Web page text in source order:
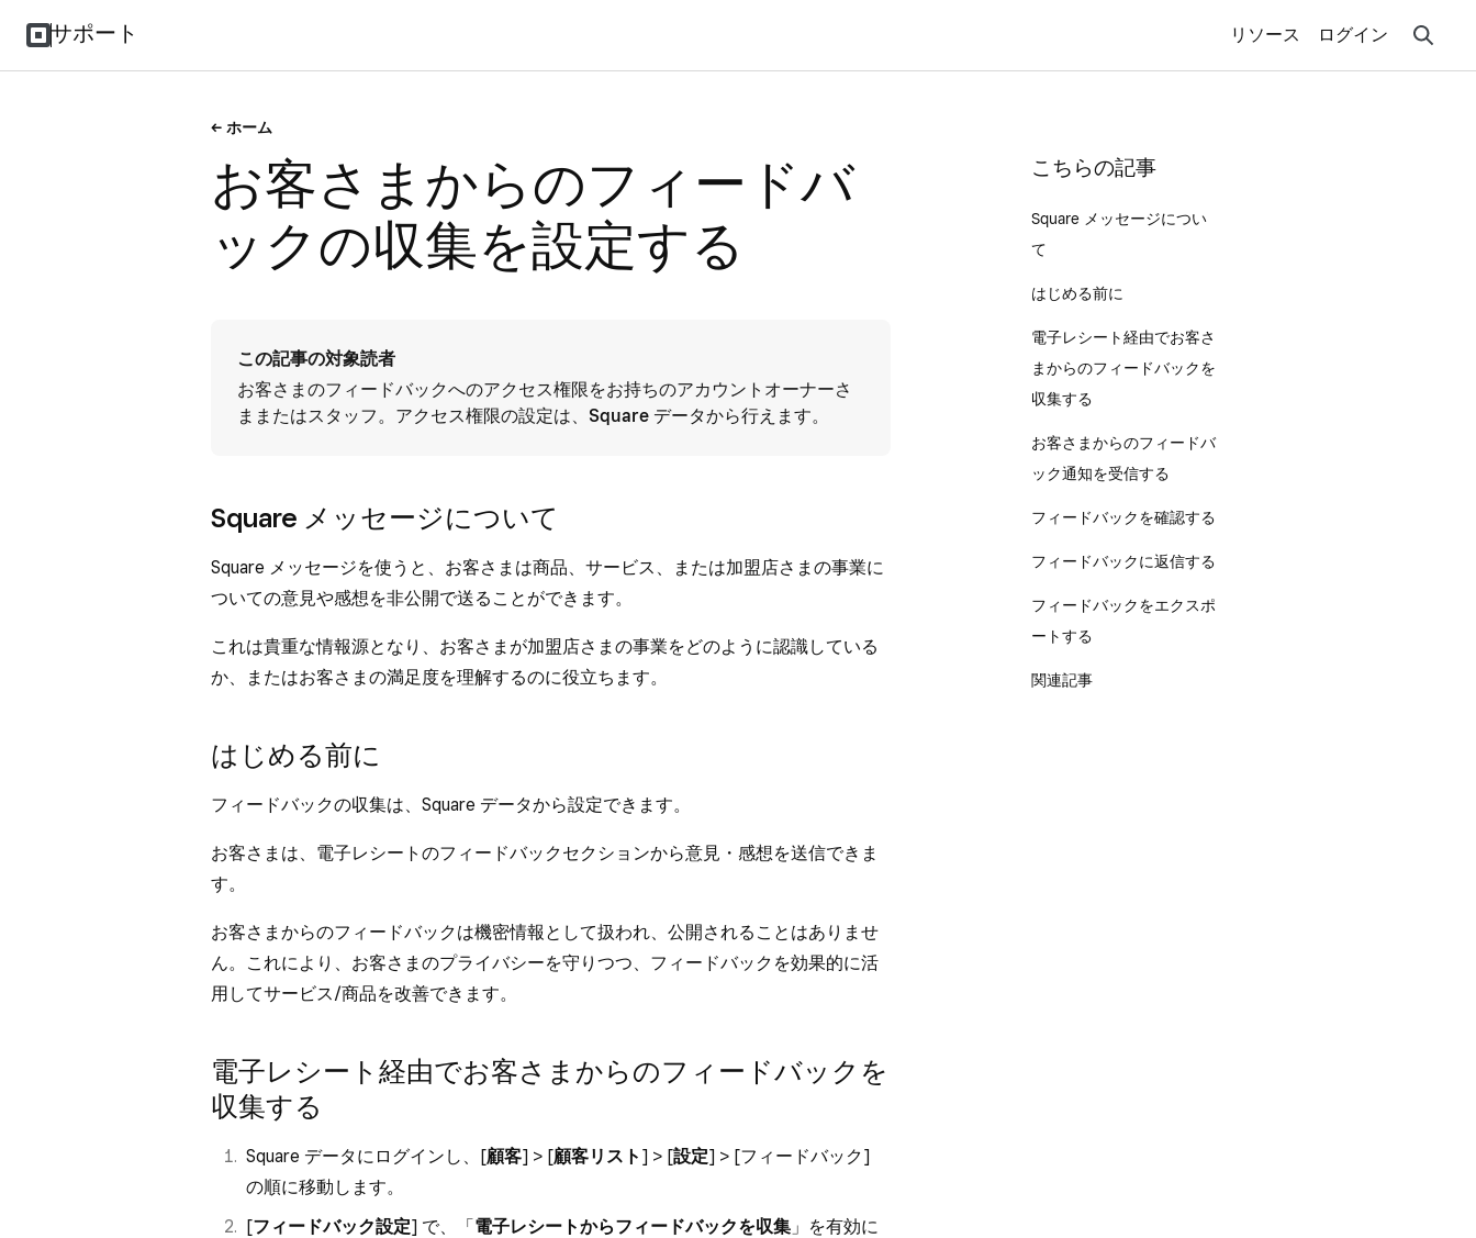
サポート リソース ログイン
ホーム
お客さまからのフィードバ
ックの収集を設定する
この記事の対象読者
お客さまのフィードバックへのアクセス権限をお持ちのアカウントオーナーさ
ままたはスタッフ。アクセス権限の設定は、 Square データから行えます。
Square メッセージについて
Square メッセージを使うと、お客さまは商品、サービス、または加盟店さまの事業に
ついての意見や感想を非公開で送ることができます。
これは貴重な情報源となり、お客さまが加盟店さまの事業をどのように認識している
か、またはお客さまの満足度を理解するのに役立ちます。
はじめる前に
フィードバックの収集は、Square データから設定できます。
お客さまは、電子レシートのフィードバックセクションから意見・感想を送信できま
す。
お客さまからのフィードバックは機密情報として扱われ、公開されることはありませ
ん。これにより、お客さまのプライバシーを守りつつ、フィードバックを効果的に活
用してサービス/商品を改善できます。
電子レシート経由でお客さまからのフィードバックを
収集する
Square データにログインし、[顧客] > [顧客リスト ] > [設定] > [フィードバック]
の順に移動します。
[フィードバック設定] で、「電子レシートからフィードバックを収集 」を有効に
こちらの記事
Square メッセージについ
て
はじめる前に
電子レシート経由でお客さ
まからのフィードバックを
収集する
お客さまからのフィードバ
ック通知を受信する
フィードバックを確認する
フィードバックに返信する
フィードバックをエクスポ
ートする
関連記事